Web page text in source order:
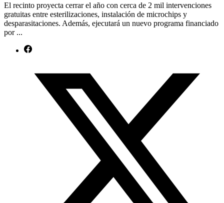
El recinto proyecta cerrar el año con cerca de 2 mil intervenciones
gratuitas entre esterilizaciones, instalación de microchips y
desparasitaciones. Además, ejecutará un nuevo programa financiado
por ...